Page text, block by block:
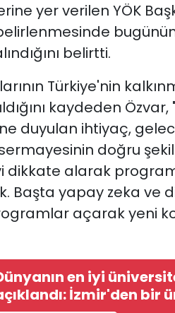
yer verilen YÖK
belirtti.
Türkiye'nin
kaydeden
duyulan ihtiyaç,
doğru
dikkate alarak
Başta yapay zeka ve
açarak yeni
en iyi
İzmir'den bir